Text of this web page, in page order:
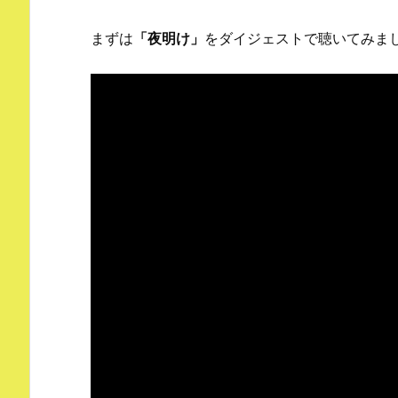
まずは 「夜明け」 をダイジェストで聴いてみま